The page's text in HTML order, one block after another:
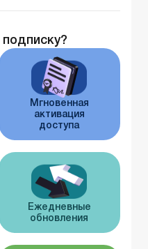
Мгновенная
активация
доступа
Ежедневные
обновления